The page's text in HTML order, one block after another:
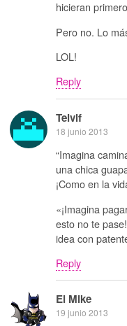
hicieran
Pero no. Lo
LOL!
Reply
Telvif
18 junio 2013
“Imagina
una chica
¡Como en la
«¡Imagina
esto no te
idea con
Reply
El Mike
19 junio 2013